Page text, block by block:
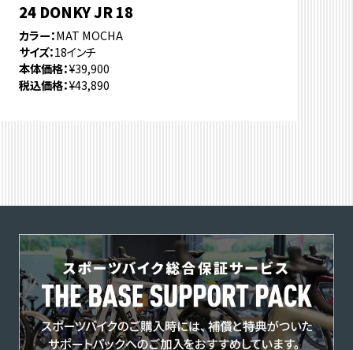
24 DONKY JR 18
カラー MAT MOCHA
サイズ 18インチ
本体価格 ¥39,900
税込価格 ¥43,890